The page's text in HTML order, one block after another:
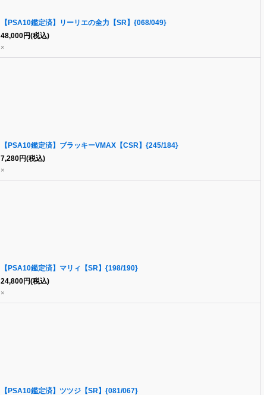
【PSA10鑑定済】リーリエの全力【SR】{068/049}
48,000円(税込)
×
【PSA10鑑定済】ブラッキーVMAX【CSR】{245/184}
7,280円(税込)
×
【PSA10鑑定済】マリィ【SR】{198/190}
24,800円(税込)
×
【PSA10鑑定済】ツツジ【SR】{081/067}